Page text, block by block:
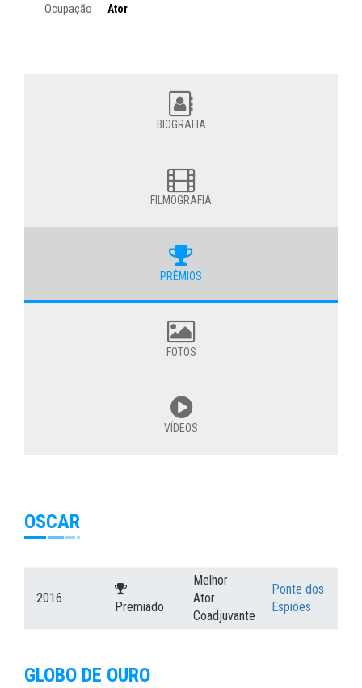
Ocupação Ator
BIOGRAFIA
FILMOGRAFIA
PRÊMIOS
FOTOS
VÍDEOS
OSCAR
2016
Premiado
Melhor
Ator
Coadjuvante
Ponte dos
Espiões
GLOBO DE OURO